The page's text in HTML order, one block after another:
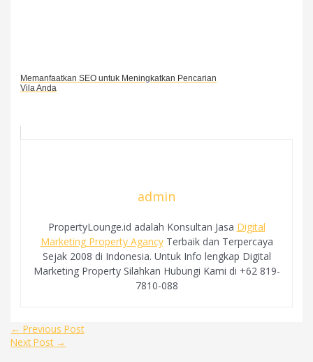
Memanfaatkan SEO untuk Meningkatkan Pencarian
Vila Anda
admin
PropertyLounge.id adalah Konsultan Jasa Digital
Marketing Property AgancyTerbaik dan Terpercaya
Sejak 2008 di Indonesia. Untuk Info lengkap Digital
Marketing Property Silahkan Hubungi Kami di +62 819-
7810-088
Post
navigation
← Previous Post
Next Post →